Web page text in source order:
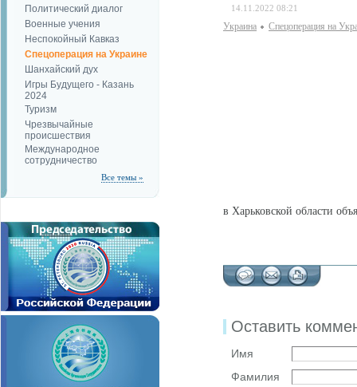
Политический диалог
Военные учения
Неспокойный Кавказ
Спецоперация на Украине
Шанхайский дух
Игры Будущего - Казань
2024
Туризм
Чрезвычайные
происшествия
Международное
сотрудничество
Все темы »
14.11.2022 08:21
Украина Спецоперация на
в Харьковской области
Оставить
Имя
Фамилия